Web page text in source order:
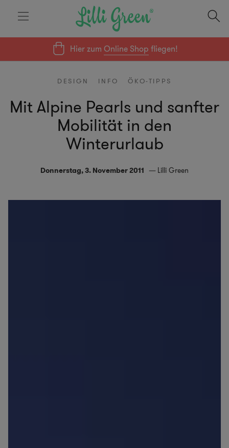
Hier zumOnline Shop fliegen!
DESIGN INFO ÖKO-TIPPS
Mit Alpine Pearls und sanfter
Mobilität in den
Winterurlaub
Donnerstag, 3. November 2011 Lilli Green